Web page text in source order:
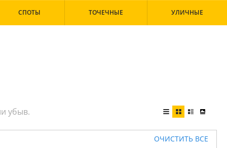
СПОТЫ ТОЧЕЧНЫЕ УЛИЧНЫЕ
ОЧИСТИТЬ ВСЕ